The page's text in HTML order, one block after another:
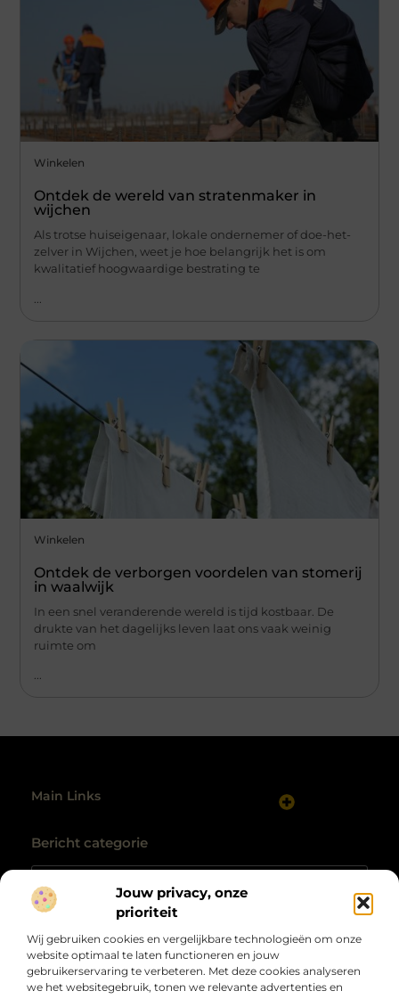
Jouw privacy, onze
prioriteit
Wij gebruiken cookies en vergelijkbare technologieën om onze
website optimaal te laten functioneren en jouw
gebruikerservaring te verbeteren. Met deze cookies analyseren
we het websitegebruik, tonen we relevante advertenties en
Winkelen
Ontdek de wereld van stratenmaker in
wijchen
Als trotse huiseigenaar, lokale ondernemer of doe-het-
zelver in Wijchen, weet je hoe belangrijk het is om
kwalitatief hoogwaardige bestrating te
Winkelen
Ontdek de verborgen voordelen van stomerij
in waalwijk
In een snel veranderende wereld is tijd kostbaar. De
drukte van het dagelijks leven laat ons vaak weinig
ruimte om
Main Links
Bericht categorie